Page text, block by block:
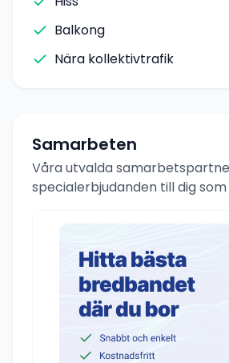
Balkong
Nära kollektivtrafik
Samarbeten
Våra utvalda
specialerbjudanden till dig